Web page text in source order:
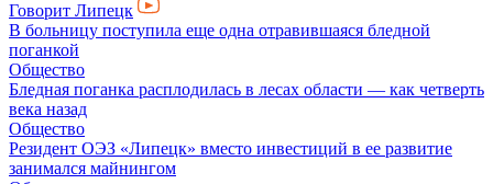
Говорит Липецк
В больницу поступила еще одна отравившаяся бледной
поганкой
Общество
Бледная поганка расплодилась в лесах области — как четверть
века назад
Общество
Резидент ОЭЗ «Липецк» вместо инвестиций в ее развитие
занимался майнингом